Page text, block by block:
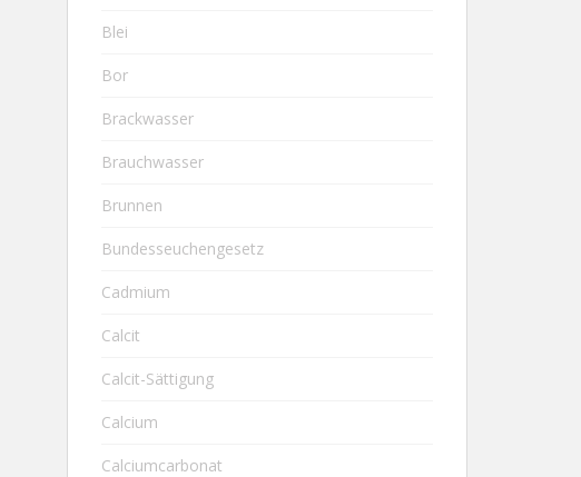
Blei
Bor
Brackwasser
Brauchwasser
Brunnen
Bundesseuchengesetz
Cadmium
Calcit
Calcit-Sättigung
Calcium
Calciumcarbonat